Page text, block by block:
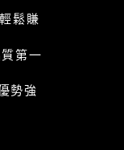
鬆賺
第一
勢強